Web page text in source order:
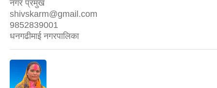
नगर प्रमुख
shivskarm@gmail.com
9852839001
धनगढीमाई नगरपालिका